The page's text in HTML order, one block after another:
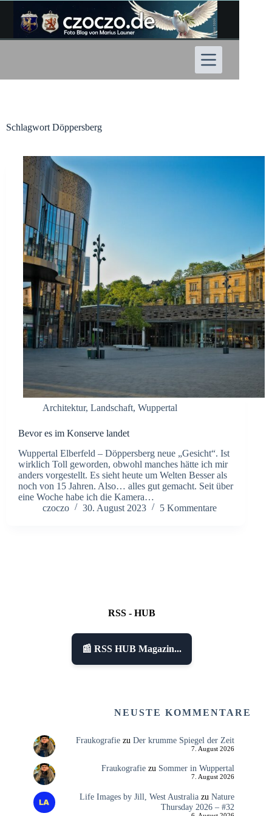
Inhalt
springen
Schlagwort Döppersberg
Architektur, Landschaft, Wuppertal
Bevor es im Konserve landet
Wuppertal Elberfeld – Döppersberg neue „Gesicht“. Ist
wirklich Toll geworden, obwohl manches hätte ich mir
anders vorgestellt. Es sieht heute um Welten Besser als
noch von 15 Jahren. Also… alles gut gemacht. Seit über
eine Woche habe ich die Kamera…
czoczo
30. August 2023 5 Kommentare
RSS - HUB
📰 RSS HUB Magazin...
NEUSTE KOMMENTARE
Fraukografiezu Der krumme Spiegel der Zeit
7. August 2026
Fraukografiezu Sommer in Wuppertal
7. August 2026
Life Images by Jill, West Australiazu Nature
Thursday 2026 – #32